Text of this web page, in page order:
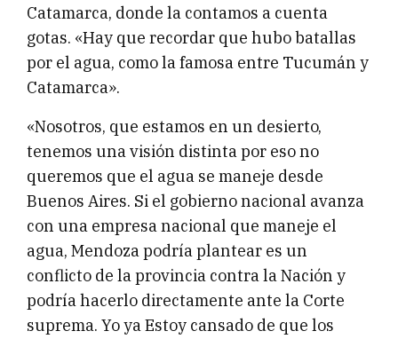
Catamarca, donde la contamos a cuenta
gotas. «Hay que recordar que hubo batallas
por el agua, como la famosa entre Tucumán y
Catamarca».
«Nosotros, que estamos en un desierto,
tenemos una visión distinta por eso no
queremos que el agua se maneje desde
Buenos Aires. Si el gobierno nacional avanza
con una empresa nacional que maneje el
agua, Mendoza podría plantear es un
conflicto de la provincia contra la Nación y
podría hacerlo directamente ante la Corte
suprema. Yo ya Estoy cansado de que los